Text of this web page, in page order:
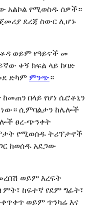
አልኮል የሚወስዱ ሰዎች።
ደረጃ ስውር ሊሆኑ
ወይም የዓይኖች መ
ቀኝ ክፍል ላይ ከባድ
ድካም ምንጭ።
ከመጠን በላይ የሆነ ሴሮቶኒን
ነው። ሲምባልታን ከሌሎች
ፀረ-ጭንቀት
ምታት የሚወሰዱ ትሪፕታኖች
ከወሰዱ አደጋው
ወይም እረፍት
ከፍተኛ የደም ግፊት፣
ወይም ጥንካሬ እና